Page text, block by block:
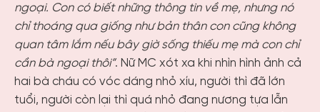
ngoại. Con có biết những thông tin về mẹ, nhưng nó
chỉ thoáng qua giống như bản thân con cũng không
quan tâm lắm nếu bây giờ sống thiếu mẹ mà con chỉ
cần bà ngoại thôi”. Nữ MC xót xa khi nhìn hình ảnh cả
hai bà cháu có vóc dáng nhỏ xíu, người thì đã lớn
tuổi, người còn lại thì quá nhỏ đang nương tựa lẫn